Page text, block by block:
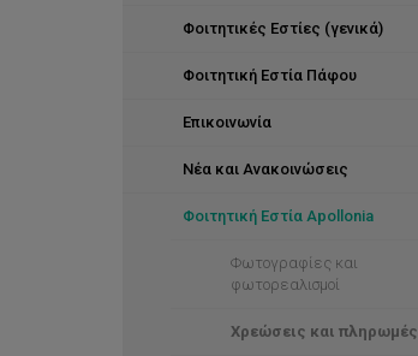
Φοιτητικές Εστίες (γενικά)
Φοιτητική Εστία Πάφου
Επικοινωνία
Νέα και Ανακοινώσεις
Φοιτητική Εστία Apollonia
Φωτογραφίες και
φωτορεαλισμοί
Χρεώσεις και πληρωμές